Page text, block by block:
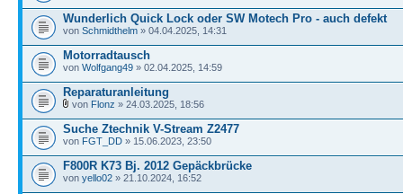
Wunderlich Quick Lock oder SW Motech Pro - auch defekt
von Schmidthelm » 04.04.2025, 14:31
Motorradtausch
von Wolfgang49 » 02.04.2025, 14:59
Reparaturanleitung
von Flonz » 24.03.2025, 18:56
Suche Ztechnik V-Stream Z2477
von FGT_DD » 15.06.2023, 23:50
F800R K73 Bj. 2012 Gepäckbrücke
von yello02 » 21.10.2024, 16:52